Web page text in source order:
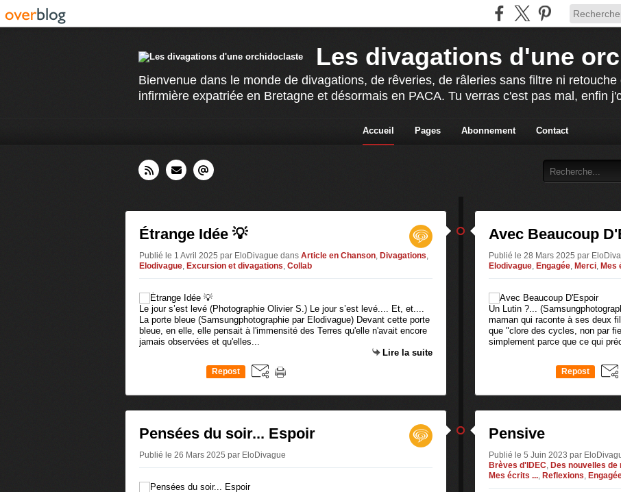
Les divagations d'une
Bienvenue dans le monde de divagations, de rêveries, de râleries sans filtre ni
infirmière expatriée en Bretagne et désormais en PACA. Tu verras c'est pas mal, enfin
Accueil Pages Abonnement Contact
Étrange Idée 💡
Publié le 1 Avril 2025 par EloDivague dans Article en Chanson, Divagations,
Elodivague, Excursion et divagations, Collab
Le jour s’est levé (Photographie Olivier S.) Le jour s’est levé.... Et, et....
La porte bleue (Samsungphotographie par Elodivague) Devant cette porte
bleue, en elle, elle pensait à l'immensité des Terres qu'elle n'avait encore
jamais observées et qu'elles...
Lire la suite
Repost
Pensées du soir... Espoir
Publié le 26 Mars 2025 par EloDivague
Avec Beaucoup
Publié le 28 Mars 2025 par
Elodivague, Engagée, Merci, Mes
Un Lutin ?...
maman qui raconte à ses deux
que "clore des cycles, non par
simplement parce que ce qui
Repost
Pensive
Publié le 5 Juin 2023 par
Brèves d'IDEC, Des nouvelles de
Mes écrits ..., Reflexions,